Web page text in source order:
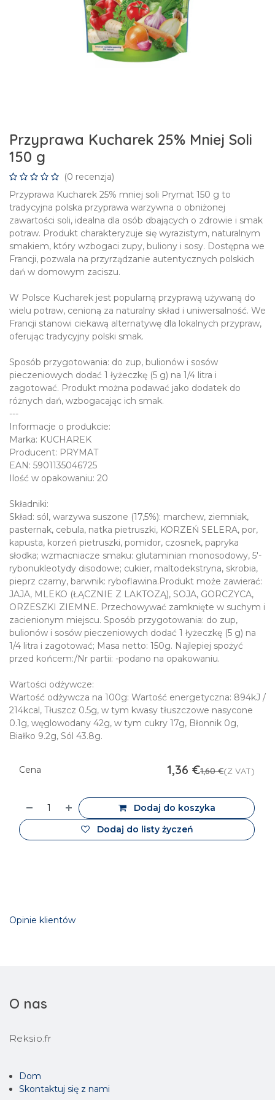
Przyprawa Kucharek 25% Mniej Soli
150 g
(0 recenzja)
Przyprawa Kucharek 25% mniej soli Prymat 150 g to
tradycyjna polska przyprawa warzywna o obniżonej
zawartości soli, idealna dla osób dbających o zdrowie i smak
potraw. Produkt charakteryzuje się wyrazistym, naturalnym
smakiem, który wzbogaci zupy, buliony i sosy. Dostępna we
Francji, pozwala na przyrządzanie autentycznych polskich
dań w domowym zaciszu.
W Polsce Kucharek jest popularną przyprawą używaną do
wielu potraw, cenioną za naturalny skład i uniwersalność. We
Francji stanowi ciekawą alternatywę dla lokalnych przypraw,
oferując tradycyjny polski smak.
Sposób przygotowania: do zup, bulionów i sosów
pieczeniowych dodać 1 łyżeczkę (5 g) na 1/4 litra i
zagotować. Produkt można podawać jako dodatek do
różnych dań, wzbogacając ich smak.
---
Informacje o produkcie:
Marka: KUCHAREK
Producent: PRYMAT
EAN: 5901135046725
Ilość w opakowaniu: 20
Składniki:
Skład: sól, warzywa suszone (17,5%): marchew, ziemniak,
pasternak, cebula, natka pietruszki, KORZEŃ SELERA, por,
kapusta, korzeń pietruszki, pomidor, czosnek, papryka
słodka; wzmacniacze smaku: glutaminian monosodowy, 5'-
rybonukleotydy disodowe; cukier, maltodekstryna, skrobia,
pieprz czarny, barwnik: ryboflawina.Produkt może zawierać:
JAJA, MLEKO (ŁĄCZNIE Z LAKTOZĄ), SOJA, GORCZYCA,
ORZESZKI ZIEMNE. Przechowywać zamknięte w suchym i
zacienionym miejscu. Sposób przygotowania: do zup,
bulionów i sosów pieczeniowych dodać 1 łyżeczkę (5 g) na
1/4 litra i zagotować; Masa netto: 150g. Najlepiej spożyć
przed końcem:/Nr partii: -podano na opakowaniu.
Wartości odżywcze:
Wartość odżywcza na 100g: Wartość energetyczna: 894kJ /
214kcal, Tłuszcz 0.5g, w tym kwasy tłuszczowe nasycone
0.1g, węglowodany 42g, w tym cukry 17g, Błonnik 0g,
Białko 9.2g, Sól 43.8g.
Dodaj do koszyka
Dodaj do listy życzeń
Cena 1,36 €1,60€(Z VAT)
Opinie klientów
O nas
Reksio.fr
Dom
Skontaktuj się z nami